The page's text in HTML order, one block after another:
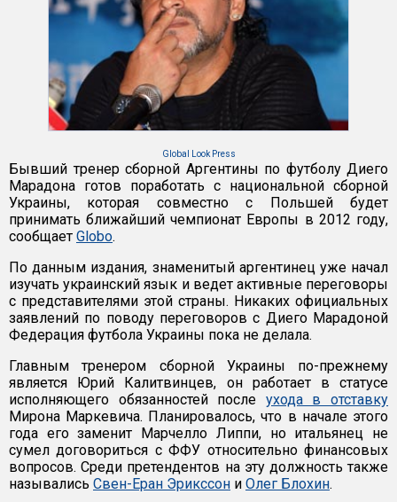
Global Look Press
Бывший тренер сборной Аргентины по футболу Диего
Марадона готов поработать с национальной сборной
Украины, которая совместно с Польшей будет
принимать ближайший чемпионат Европы в 2012 году,
сообщает Globo.
По данным издания, знаменитый аргентинец уже начал
изучать украинский язык и ведет активные переговоры
с представителями этой страны. Никаких официальных
заявлений по поводу переговоров с Диего Марадоной
Федерация футбола Украины пока не делала.
Главным тренером сборной Украины по-прежнему
является Юрий Калитвинцев, он работает в статусе
исполняющего обязанностей после ухода в отставку
Мирона Маркевича. Планировалось, что в начале этого
года его заменит Марчелло Липпи, но итальянец не
сумел договориться с ФФУ относительно финансовых
вопросов. Среди претендентов на эту должность также
назывались Свен-Еран Эрикссон и Олег Блохин.